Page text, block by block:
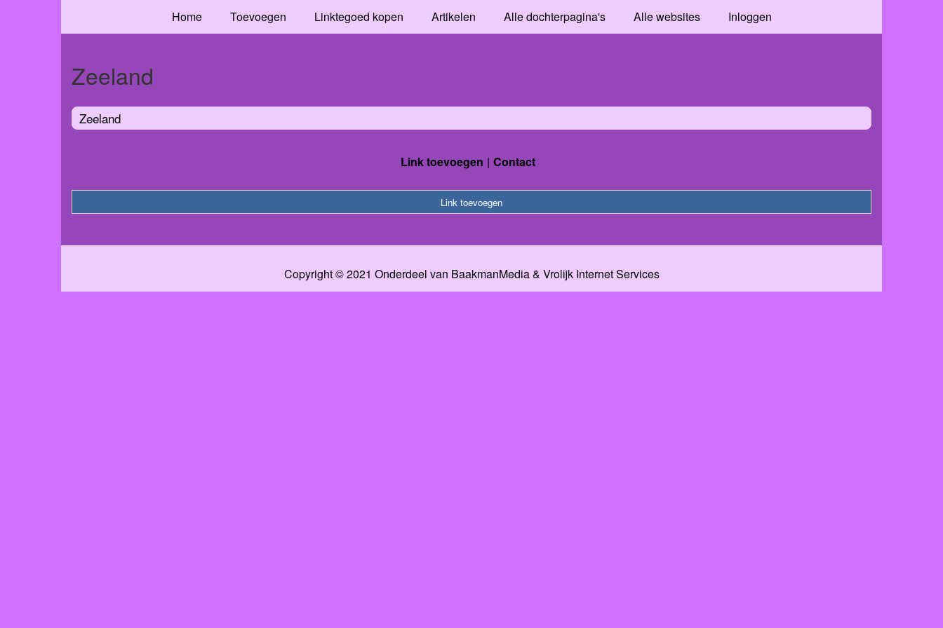
Home Toevoegen Linktegoed kopen Artikelen Alle dochterpagina's Alle websites Inloggen
Zeeland
Zeeland
Link toevoegen Contact
Link toevoegen
Copyright © 2021 Onderdeel van BaakmanMedia& Vrolijk Internet Services